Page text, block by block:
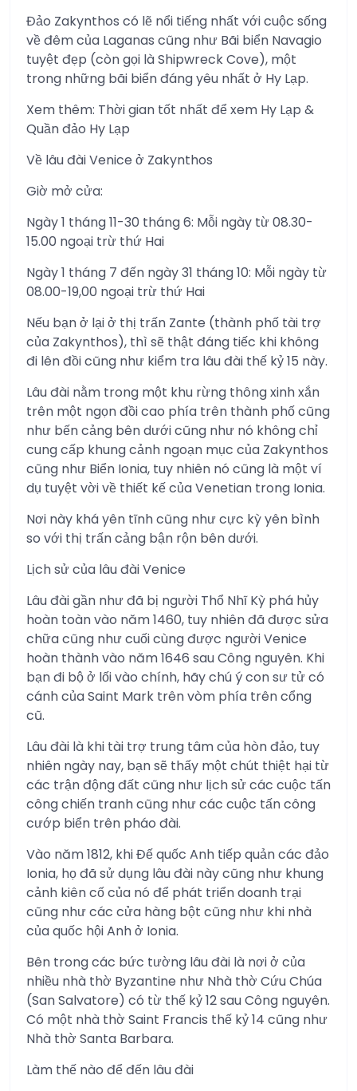
Đảo Zakynthos có lẽ nổi tiếng nhất với cuộc sống
về đêm của Laganas cũng như Bãi biển Navagio
tuyệt đẹp (còn gọi là Shipwreck Cove), một
trong những bãi biển đáng yêu nhất ở Hy Lạp.
Xem thêm: Thời gian tốt nhất để xem Hy Lạp &
Quần đảo Hy Lạp
Về lâu đài Venice ở Zakynthos
Giờ mở cửa:
Ngày 1 tháng 11-30 tháng 6: Mỗi ngày từ 08.30-
15.00 ngoại trừ thứ Hai
Ngày 1 tháng 7 đến ngày 31 tháng 10: Mỗi ngày từ
08.00-19,00 ngoại trừ thứ Hai
Nếu bạn ở lại ở thị trấn Zante (thành phố tài trợ
của Zakynthos), thì sẽ thật đáng tiếc khi không
đi lên đồi cũng như kiểm tra lâu đài thế kỷ 15 này.
Lâu đài nằm trong một khu rừng thông xinh xắn
trên một ngọn đồi cao phía trên thành phố cũng
như bến cảng bên dưới cũng như nó không chỉ
cung cấp khung cảnh ngoạn mục của Zakynthos
cũng như Biển Ionia, tuy nhiên nó cũng là một ví
dụ tuyệt vời về thiết kế của Venetian trong Ionia.
Nơi này khá yên tĩnh cũng như cực kỳ yên bình
so với thị trấn cảng bận rộn bên dưới.
Lịch sử của lâu đài Venice
Lâu đài gần như đã bị người Thổ Nhĩ Kỳ phá hủy
hoàn toàn vào năm 1460, tuy nhiên đã được sửa
chữa cũng như cuối cùng được người Venice
hoàn thành vào năm 1646 sau Công nguyên. Khi
bạn đi bộ ở lối vào chính, hãy chú ý con sư tử có
cánh của Saint Mark trên vòm phía trên cổng
cũ.
Lâu đài là khi tài trợ trung tâm của hòn đảo, tuy
nhiên ngày nay, bạn sẽ thấy một chút thiệt hại từ
các trận động đất cũng như lịch sử các cuộc tấn
công chiến tranh cũng như các cuộc tấn công
cướp biển trên pháo đài.
Vào năm 1812, khi Đế quốc Anh tiếp quản các đảo
Ionia, họ đã sử dụng lâu đài này cũng như khung
cảnh kiên cố của nó để phát triển doanh trại
cũng như các cửa hàng bột cũng như khi nhà
của quốc hội Anh ở Ionia.
Bên trong các bức tường lâu đài là nơi ở của
nhiều nhà thờ Byzantine như Nhà thờ Cứu Chúa
(San Salvatore) có từ thế kỷ 12 sau Công nguyên.
Có một nhà thờ Saint Francis thế kỷ 14 cũng như
Nhà thờ Santa Barbara.
Làm thế nào để đến lâu đài